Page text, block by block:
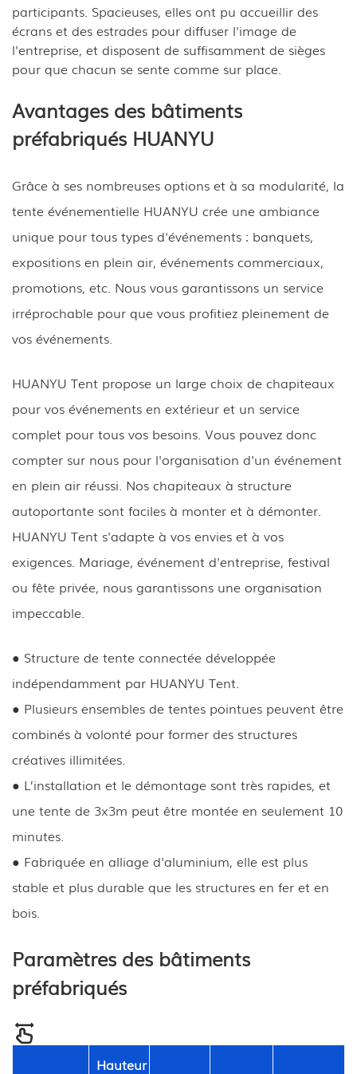
participants. Spacieuses, elles ont pu accueillir des
écrans et des estrades pour diffuser l'image de
l'entreprise, et disposent de suffisamment de sièges
pour que chacun se sente comme sur place.
Avantages des bâtiments
préfabriqués HUANYU
Grâce à ses nombreuses options et à sa modularité, la
tente événementielle HUANYU crée une ambiance
unique pour tous types d'événements : banquets,
expositions en plein air, événements commerciaux,
promotions, etc. Nous vous garantissons un service
irréprochable pour que vous profitiez pleinement de
vos événements.
HUANYU Tent propose un large choix de chapiteaux
pour vos événements en extérieur et un service
complet pour tous vos besoins. Vous pouvez donc
compter sur nous pour l'organisation d'un événement
en plein air réussi. Nos chapiteaux à structure
autoportante sont faciles à monter et à démonter.
HUANYU Tent s'adapte à vos envies et à vos
exigences. Mariage, événement d'entreprise, festival
ou fête privée, nous garantissons une organisation
impeccable.
● Structure de tente connectée développée
indépendamment par HUANYU Tent.
● Plusieurs ensembles de tentes pointues peuvent être
combinés à volonté pour former des structures
créatives illimitées.
● L’installation et le démontage sont très rapides, et
une tente de 3x3m peut être montée en seulement 10
minutes.
● Fabriquée en alliage d'aluminium, elle est plus
stable et plus durable que les structures en fer et en
bois.
Paramètres des bâtiments
préfabriqués
Hauteur